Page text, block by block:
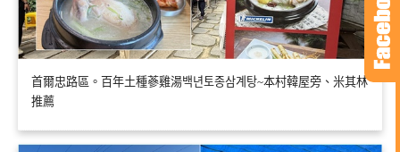
首爾忠路區。百年土種蔘雞湯백년토종삼계탕~本村韓屋旁、米其林
推薦